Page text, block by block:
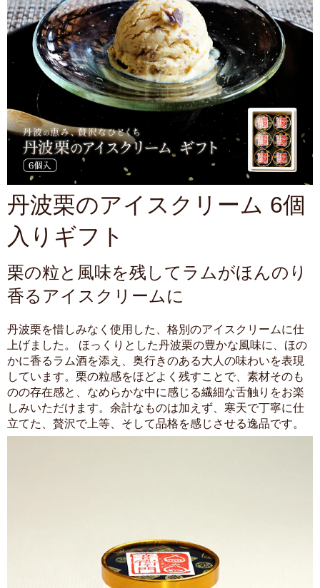
丹波栗のアイスクリーム 6個
入りギフト
栗の粒と風味を残してラムがほんのり
香るアイスクリームに
丹波栗を惜しみなく使用した、格別のアイスクリームに仕
上げました。 ほっくりとした丹波栗の豊かな風味に、ほの
かに香るラム酒を添え、奥行きのある大人の味わいを表現
しています。栗の粒感をほどよく残すことで、素材そのも
のの存在感と、なめらかな中に感じる繊細な舌触りをお楽
しみいただけます。余計なものは加えず、寒天で丁寧に仕
立てた、贅沢で上等、そして品格を感じさせる逸品です。